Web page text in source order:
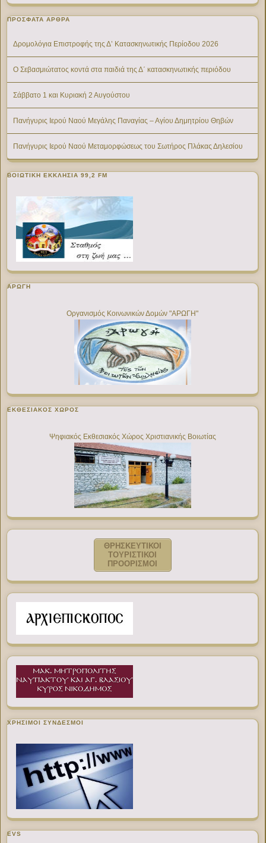
ΠΡΌΣΦΑΤΑ ΆΡΘΡΑ
Δρομολόγια Επιστροφής της Δ’ Κατασκηνωτικής Περίοδου 2026
Ο Σεβασμιώτατος κοντά στα παιδιά της Δ΄ κατασκηνωτικής περιόδου
Σάββατο 1 και Κυριακή 2 Αυγούστου
Πανήγυρις Ιερού Ναού Μεγάλης Παναγίας – Αγίου Δημητρίου Θηβών
Πανήγυρις Ιερού Ναού Μεταμορφώσεως του Σωτήρος Πλάκας Δηλεσίου
ΒΟΙΩΤΙΚΉ ΕΚΚΛΗΣΊΑ 99,2 FM
ΑΡΩΓΗ
Οργανισμός Κοινωνικών Δομών "ΑΡΩΓΗ"
ΕΚΘΕΣΙΑΚΌΣ ΧΏΡΟΣ
Ψηφιακός Εκθεσιακός Χώρος Χριστιανικής Βοιωτίας
ΘΡΗΣΚΕΥΤΙΚΟΙ
ΤΟΥΡΙΣΤΙΚΟΙ
ΠΡΟΟΡΙΣΜΟΙ
ΧΡΉΣΙΜΟΙ ΣΎΝΔΕΣΜΟΙ
EVS